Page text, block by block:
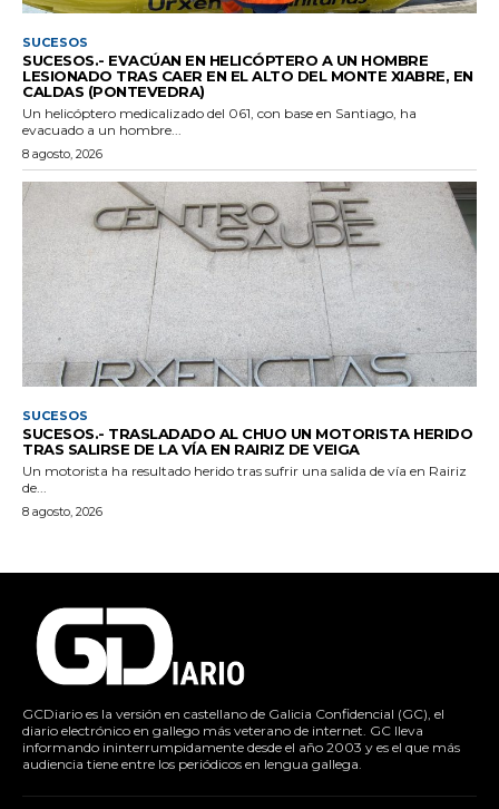
SUCESOS
SUCESOS.- EVACÚAN EN HELICÓPTERO A UN HOMBRE
LESIONADO TRAS CAER EN EL ALTO DEL MONTE XIABRE, EN
CALDAS (PONTEVEDRA)
Un helicóptero medicalizado del 061, con base en Santiago, ha
evacuado a un hombre...
8 agosto, 2026
SUCESOS
SUCESOS.- TRASLADADO AL CHUO UN MOTORISTA HERIDO
TRAS SALIRSE DE LA VÍA EN RAIRIZ DE VEIGA
Un motorista ha resultado herido tras sufrir una salida de vía en Rairiz
de...
8 agosto, 2026
GCDiario es la versión en castellano de Galicia Confidencial (GC), el
diario electrónico en gallego más veterano de internet. GC lleva
informando ininterrumpidamente desde el año 2003 y es el que más
audiencia tiene entre los periódicos en lengua gallega.